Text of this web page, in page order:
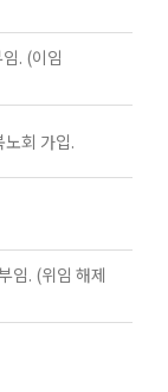
. (이임
회 가입.
임. (위임 해제